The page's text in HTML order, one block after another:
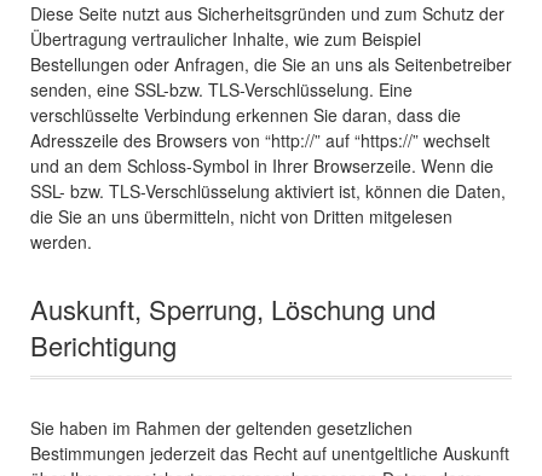
Diese Seite nutzt aus Sicherheitsgründen und zum Schutz der
Übertragung vertraulicher Inhalte, wie zum Beispiel
Bestellungen oder Anfragen, die Sie an uns als Seitenbetreiber
senden, eine SSL-bzw. TLS-Verschlüsselung. Eine
verschlüsselte Verbindung erkennen Sie daran, dass die
Adresszeile des Browsers von “http://” auf “https://” wechselt
und an dem Schloss-Symbol in Ihrer Browserzeile. Wenn die
SSL- bzw. TLS-Verschlüsselung aktiviert ist, können die Daten,
die Sie an uns übermitteln, nicht von Dritten mitgelesen
werden.
Auskunft, Sperrung, Löschung und
Berichtigung
Sie haben im Rahmen der geltenden gesetzlichen
Bestimmungen jederzeit das Recht auf unentgeltliche Auskunft